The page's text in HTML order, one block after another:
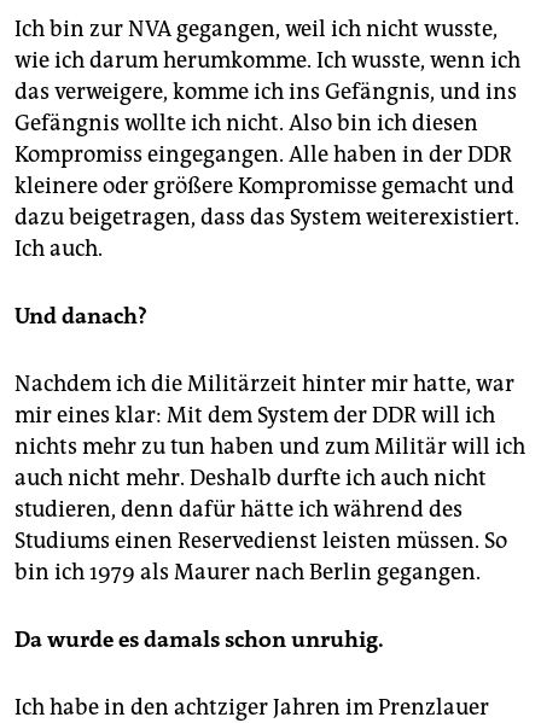
Ich bin zur NVA gegangen, weil ich nicht wusste,
wie ich darum herumkomme. Ich wusste, wenn ich
das verweigere, komme ich ins Gefängnis, und ins
Gefängnis wollte ich nicht. Also bin ich diesen
Kompromiss eingegangen. Alle haben in der DDR
kleinere oder größere Kompromisse gemacht und
dazu beigetragen, dass das System weiterexistiert.
Ich auch.
Und danach?
Nachdem ich die Militärzeit hinter mir hatte, war
mir eines klar: Mit dem System der DDR will ich
nichts mehr zu tun haben und zum Militär will ich
auch nicht mehr. Deshalb durfte ich auch nicht
studieren, denn dafür hätte ich während des
Studiums einen Reservedienst leisten müssen. So
bin ich 1979 als Maurer nach Berlin gegangen.
Da wurde es damals schon unruhig.
Ich habe in den achtziger Jahren im Prenzlauer